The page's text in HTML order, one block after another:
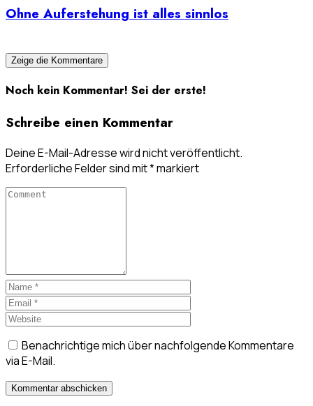
Ohne Auferstehung ist alles sinnlos
Zeige die Kommentare
Noch kein Kommentar! Sei der erste!
Schreibe einen Kommentar
Deine E-Mail-Adresse wird nicht veröffentlicht.
Erforderliche Felder sind mit*markiert
Benachrichtige mich über nachfolgende Kommentare
via E-Mail.